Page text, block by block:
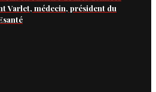
Varlet, médecin, président du